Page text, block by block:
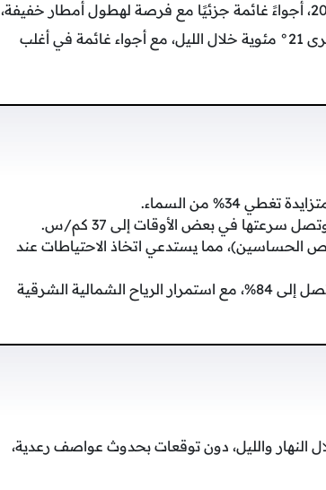
تشهد دولة الإمارات العربية المتحدة، اليوم الخميس 20 فبراير 2025، أجواءً غائمة جزئيًا مع فرصة لهطول أمطار خفيفة،
حيث تصل درجة الحرارة العظمى إلى 27° مئوية، بينما تبلغ الصغرى 21° مئوية خلال الليل، مع أجواء غائمة في أغلب
من السماء.
6 (غير صحي للأشخاص الحساسين)، مما يستدعي اتخاذ الاحتياطات عند
المساء والليل: تسود أجواء غائمة غالبًا بنسبة غطاء سحابي تصل إلى 84%، مع استمرار الرياح الشمالية الشرقية
إلى احتمالية هطول أمطار خفيفة بنسبة 25% خلال النهار والليل، دون توقعات بحدوث عواصف رعدية،